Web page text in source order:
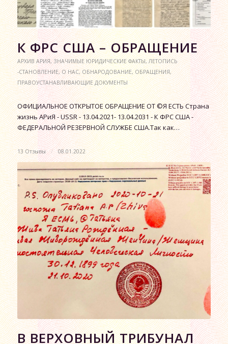
К ФРС США – ОБРАЩЕНИЕ
АРХИВ АРИЯ,ЗНАЧИМЫЕ ЮРИДИЧЕСКИЕ ФАКТЫ,ЛЕТОПИСЬ
-СТАНОВЛЕНИЕ,О НАС,ОБНАРОДОВАНИЕ,ОБРАЩЕНИЯ,
ПРАВОУСТАНАВЛИВАЮЩИЕ ДОКУМЕНТЫ
ОФИЦИАЛЬНОЕ ОТКРЫТОЕ ОБРАЩЕНИЕ ОТ ©Я ЕСТЬ Страна
жизнь АРиЯ - USSR - 13.04.2021- 13.04.2031 - К ФРС США -
ФЕДЕРАЛЬНОЙ РЕЗЕРВНОЙ СЛУЖБЕ США.Так как…
13 Отзывы / 08.01.2022
В ВЕРХОВНЫЙ ТРИБУНАЛ